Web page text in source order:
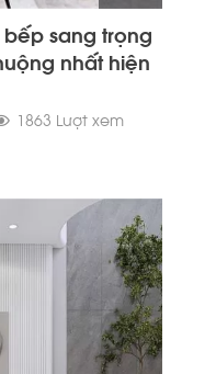
sang trọng
nhất hiện
1863 Lượt xem